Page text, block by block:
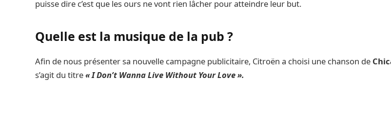
puisse dire c’est que les ours ne vont rien lâcher pour atteindre leur but.
Quelle est la musique de la pub ?
Afin de nous présenter sa nouvelle campagne publicitaire, Citroën a choisi une chanson de
s’agit du titre« I Don’t Wanna Live Without Your Love ».